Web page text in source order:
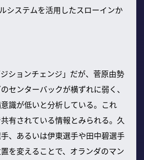
システムを活用したスローインか
ションチェンジ」だが、菅原由勢
センターバックが横ずれに弱く、
識が低いと分析している。これ
有されている情報とみられる。久
、あるいは伊東選手や田中碧選手
を変えることで、オランダのマン